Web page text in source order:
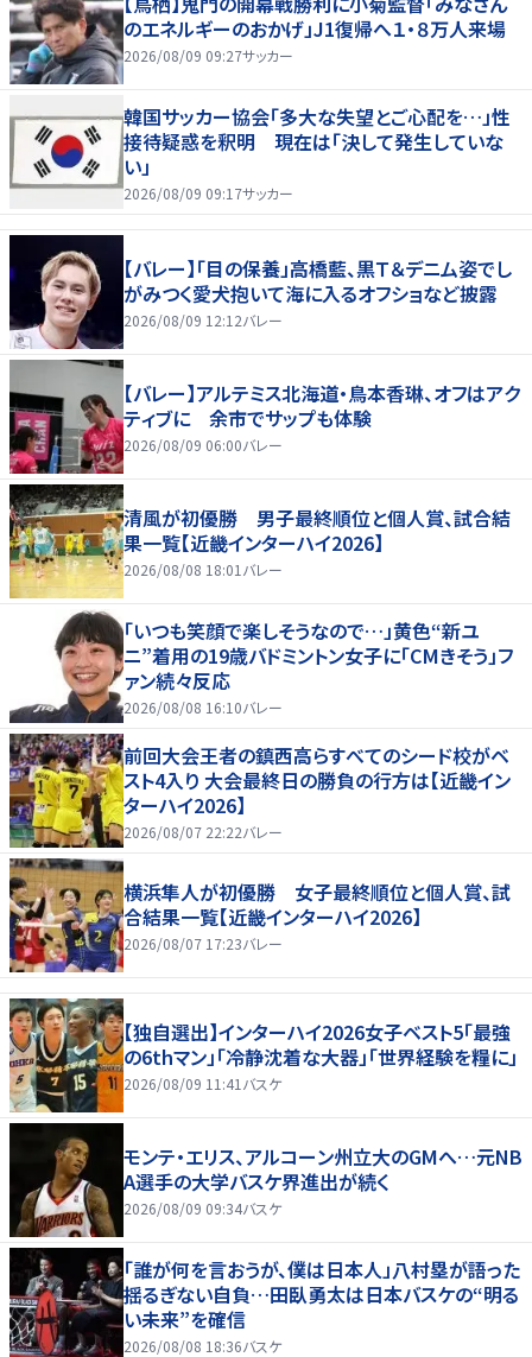
のエネルギーのおかげ」J1復帰へ１・８万人来場
2026/08/09 09:27サッカー
韓国サッカー協会「多大な失望とご心配を…」性
接待疑惑を釈明 現在は「決して発生していな
い」
2026/08/09 09:17サッカー
【バレー】「目の保養」高橋藍、黒Ｔ＆デニム姿でし
がみつく愛犬抱いて海に入るオフショなど披露
2026/08/09 12:12バレー
【バレー】アルテミス北海道・鳥本香琳、オフはアク
ティブに 余市でサップも体験
2026/08/09 06:00バレー
清風が初優勝 男子最終順位と個人賞、試合結
果一覧【近畿インターハイ2026】
2026/08/08 18:01 バレー
「いつも笑顔で楽しそうなので…」黄色“新ユ
ニ”着用の19歳バドミントン女子に「CMきそう」フ
ァン続々反応
2026/08/08 16:10バレー
前回大会王者の鎮西高らすべてのシード校がベ
スト4入り 大会最終日の勝負の行方は【近畿イン
ターハイ2026】
2026/08/07 22:22バレー
横浜隼人が初優勝 女子最終順位と個人賞、試
合結果一覧【近畿インターハイ2026】
2026/08/07 17:23バレー
【独自選出】インターハイ2026女子ベスト5「最強
の6thマン」「冷静沈着な大器」「世界経験を糧に」
2026/08/09 11:41 バスケ
モンテ・エリス、アルコーン州立大のGMへ…元NB
A選手の大学バスケ界進出が続く
2026/08/09 09:34バスケ
「誰が何を言おうが、僕は日本人」八村塁が語った
揺るぎない自負…田臥勇太は日本バスケの“明る
い未来”を確信
2026/08/08 18:36バスケ